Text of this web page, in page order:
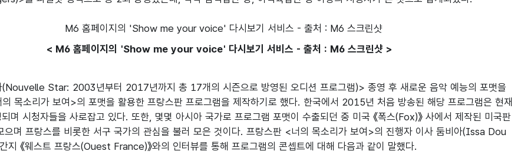
< M6 홈페이지의 'Show me your voice' 다시보기 서비스 - 출처 : M6 스크린샷 >
(Nouvelle Star: 2003년부터 2017년까지 총 17개의 시즌으로 방영된 오디션 프로그램)> 종영 후 새로운 음악 예능의 포맷을
목소리가 보여>의 포맷을 활용한 프랑스판 프로그램을 제작하기로 했다. 한국에서 2015년 처음 방송된 해당 프로그램은 현재
며 시청자들을 사로잡고 있다. 또한, 몇몇 아시아 국가로 프로그램 포맷이 수출되던 중 미국 《폭스(Fox)》 사에서 제작된 미국판
으며 프랑스를 비롯한 서구 국가의 관심을 불러 모은 것이다. 프랑스판 <너의 목소리가 보여>의 진행자 이사 둠비아(Issa Dou
지 《웨스트 프랑스(Ouest France)》와의 인터뷰를 통해 프로그램의 콘셉트에 대해 다음과 같이 말했다.